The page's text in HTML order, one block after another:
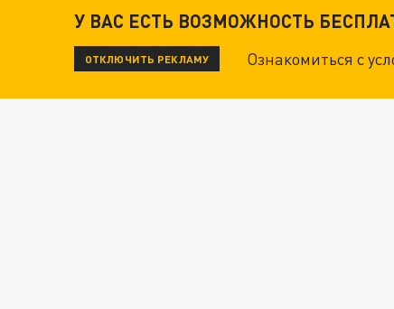
У ВАС ЕСТЬ ВОЗМОЖНОСТЬ
ОТКЛЮЧИТЬ РЕКЛАМУ Ознакомиться с